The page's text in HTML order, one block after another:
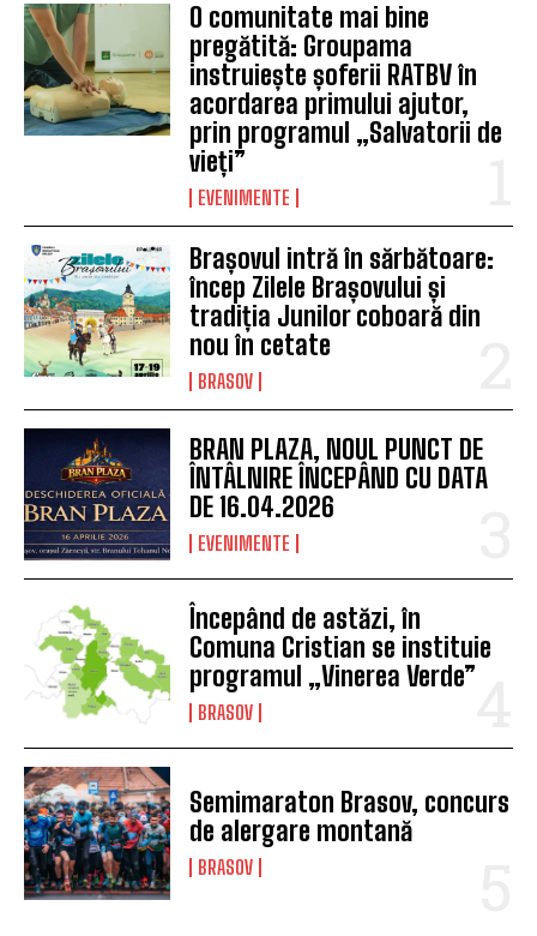
O comunitate mai bine
pregătită: Groupama
instruiește șoferii RATBV în
acordarea primului ajutor,
prin programul „Salvatorii de
vieți”
EVENIMENTE
Brașovul intră în sărbătoare:
încep Zilele Brașovului și
tradiția Junilor coboară din
nou în cetate
BRASOV
BRAN PLAZA, NOUL PUNCT DE
ÎNTÂLNIRE ÎNCEPÂND CU DATA
DE 16.04.2026
EVENIMENTE
Începând de astăzi, în
Comuna Cristian se instituie
programul „Vinerea Verde”
BRASOV
Semimaraton Brasov, concurs
de alergare montană
BRASOV